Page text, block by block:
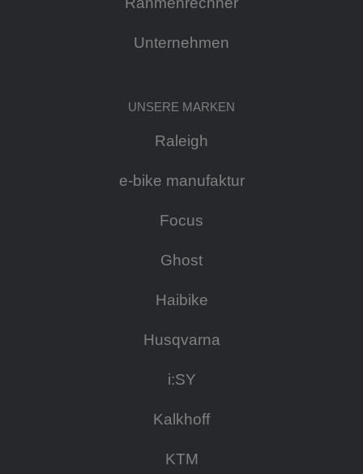
Unternehmen
UNSERE MARKEN
Raleigh
e-bike manufaktur
Focus
Ghost
Haibike
Husqvarna
i:SY
Kalkhoff
KTM